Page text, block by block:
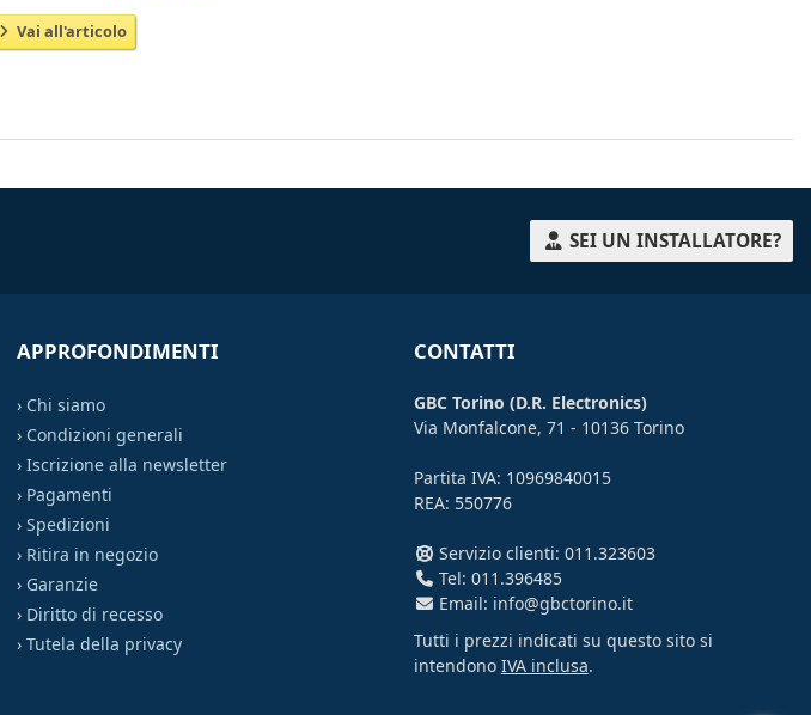
Vai all'articolo
SEI UN INSTALLATORE?
APPROFONDIMENTI
› Chi siamo
› Condizioni generali
› Iscrizione alla newsletter
› Pagamenti
› Spedizioni
› Ritira in negozio
› Garanzie
› Diritto di recesso
› Tutela della privacy
CONTATTI
GBC Torino (D.R. Electronics)
Via Monfalcone, 71 - 10136 Torino
Partita IVA: 10969840015
REA: 550776
Servizio clienti: 011.323603
Tel: 011.396485
Email: info@gbctorino.it
Tutti i prezzi indicati su questo sito si
intendono IVA inclusa.